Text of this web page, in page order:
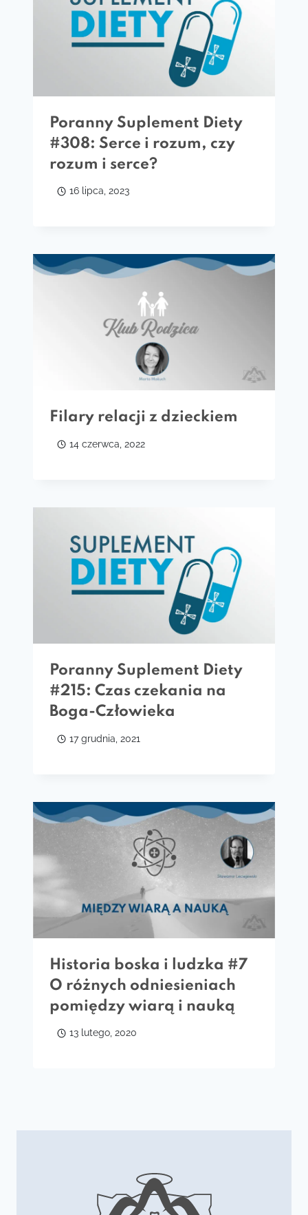
Poranny Suplement Diety
#308: Serce i rozum, czy
rozum i serce?
16 lipca, 2023
Filary relacji z dzieckiem
14 czerwca, 2022
Poranny Suplement Diety
#215: Czas czekania na
Boga-Człowieka
17 grudnia, 2021
Historia boska i ludzka #7
O różnych odniesieniach
pomiędzy wiarą i nauką
13 lutego, 2020